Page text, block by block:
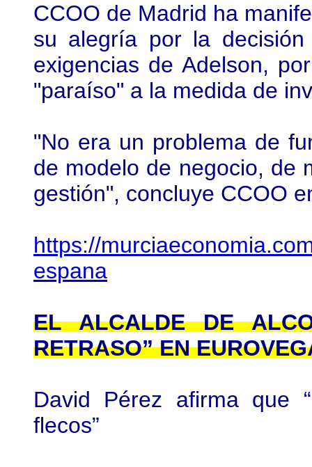
CCOO de Madrid ha
su alegría por la
exigencias de Adelson,
"paraíso" a la medida de
"No era un problema de
de modelo de negocio, de
gestión", concluye CCOO
https://
espana
EL ALCALDE DE
RETRASO” EN
David Pérez afirma que
flecos”